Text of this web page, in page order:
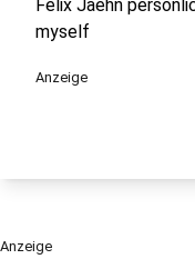
Felix Jaehn
myself
Anzeige
Anzeige